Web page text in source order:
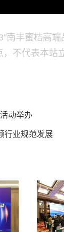
南丰蜜桔高
不代表本
动举办
行业规范发展